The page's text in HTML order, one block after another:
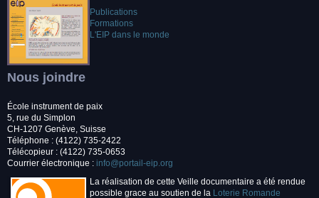
Publications
Formations
L'EIP dans le monde
Nous joindre
École instrument de paix
5, rue du Simplon
CH-1207 Genève, Suisse
Téléphone : (4122) 735-2422
Télécopieur : (4122) 735-0653
Courrier électronique : info@portail-eip.org
La réalisation de cette Veille documentaire a été rendue
possible grace au soutien de la Loterie Romande